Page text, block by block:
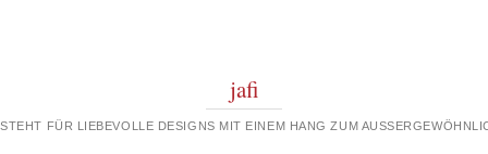
jafi
FÜR LIEBEVOLLE DESIGNS MIT EINEM HANG ZUM